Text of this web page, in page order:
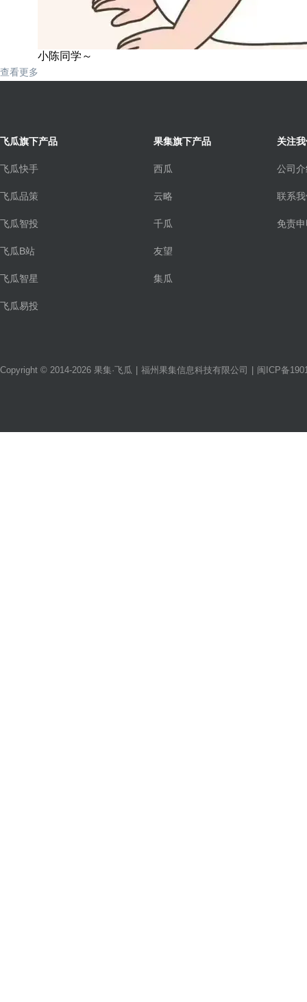
小陈同学～
查看更多
飞瓜旗下产品
飞瓜快手
飞瓜品策
飞瓜智投
飞瓜B站
飞瓜智星
飞瓜易投
果集旗下产品
西瓜
云略
千瓜
友望
集瓜
关注
公司
联系
免责
Copyright © 2014-2026 果集·飞瓜 福州果集信息科技有限公司 闽ICP备